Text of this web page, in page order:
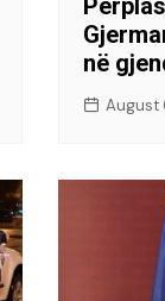
në
August